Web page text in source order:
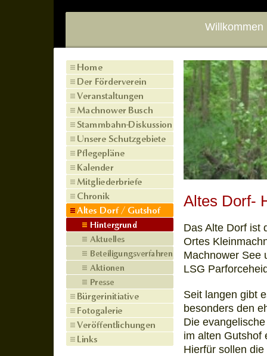
Willkommen
Altes Dorf-
Das Alte Dorf ist
Ortes
Machnower See
LSG
Seit langen gibt
besonders den
Die
im alten Gutshof
Hierfür sollen